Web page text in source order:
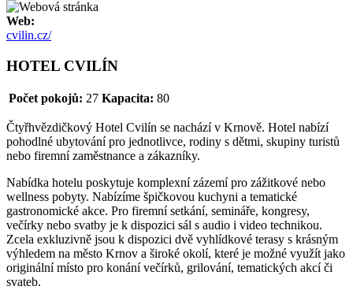
Web:
cvilin.cz/
HOTEL CVILÍN
Počet pokojů: 27 Kapacita: 80
Čtyřhvězdičkový Hotel Cvilín se nachází v Krnově. Hotel nabízí
pohodlné ubytování pro jednotlivce, rodiny s dětmi, skupiny turistů
nebo firemní zaměstnance a zákazníky.
Nabídka hotelu poskytuje komplexní zázemí pro zážitkové nebo
wellness pobyty. Nabízíme špičkovou kuchyni a tematické
gastronomické akce. Pro firemní setkání, semináře, kongresy,
večírky nebo svatby je k dispozici sál s audio i video technikou.
Zcela exkluzivně jsou k dispozici dvě vyhlídkové terasy s krásným
výhledem na město Krnov a široké okolí, které je možné využít jako
originální místo pro konání večírků, grilování, tematických akcí či
svateb.